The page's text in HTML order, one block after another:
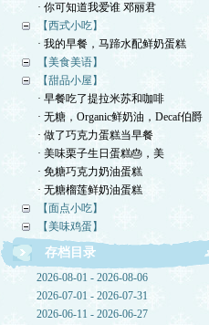
· 你可知道我爱谁 邓丽君
【西式小吃】
· 我的早餐，马蹄水配鲜奶蛋糕
【美食美语】
【甜品小屋】
· 早餐吃了提拉米苏和咖啡
· 无糖，Organic鲜奶油，Decaf伯爵
· 做了巧克力蛋糕当早餐
· 美味栗子生日蛋糕🎂，美
· 免糖巧克力奶油蛋糕
· 无糖榴莲鲜奶油蛋糕
【面点小吃】
【美味鸡蛋】
存档目录
2026-08-01 - 2026-08-06
2026-07-01 - 2026-07-31
2026-06-11 - 2026-06-27